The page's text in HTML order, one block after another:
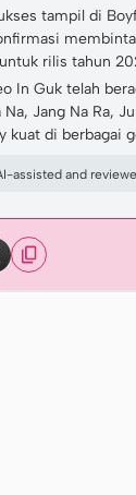
tampil di
rilis tahun
In Guk telah
Jang Na Ra,
kuat di berbagai
assisted and